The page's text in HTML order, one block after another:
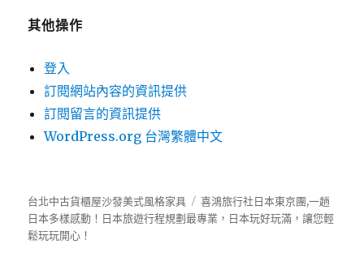
其他操作
登入
訂閱網站內容的資訊提供
訂閱留言的資訊提供
WordPress.org 台灣繁體中文
台北中古貨櫃屋沙發美式風格家具 喜鴻旅行社日本東京團,一趟
日本多樣感動！日本旅遊行程規劃最專業，日本玩好玩滿，讓您輕
鬆玩玩開心！